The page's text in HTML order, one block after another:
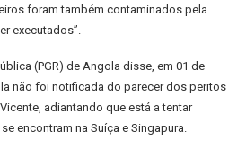
foram também contaminados pela
executados”.
(PGR) de Angola disse, em 01 de
não foi notificada do parecer dos peritos
adiantando que está a tentar
encontram na Suíça e Singapura.